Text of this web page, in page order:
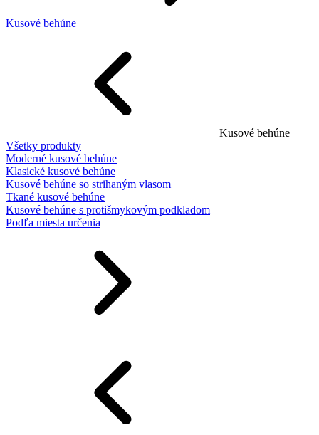
Kusové behúne
Kusové behúne
Všetky produkty
Moderné kusové behúne
Klasické kusové behúne
Kusové behúne so strihaným vlasom
Tkané kusové behúne
Kusové behúne s protišmykovým podkladom
Podľa miesta určenia